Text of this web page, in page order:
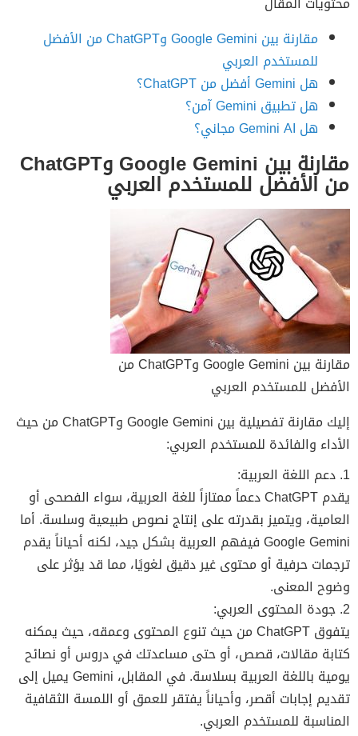
مقارنة بين Google Gemini وChatGPT من الأفضل
للمستخدم العربي
هل Gemini أفضل من ChatGPT؟
هل تطبيق Gemini آمن؟
هل Gemini AI مجاني؟
مقارنة بين Google Gemini وChatGPT
من الأفضل للمستخدم العربي
مقارنة بين Google Gemini وChatGPT من
الأفضل للمستخدم العربي
إليك مقارنة تفصيلية بين Google Gemini وChatGPT من حيث
الأداء والفائدة للمستخدم العربي:
1. دعم اللغة العربية:
يقدم ChatGPT دعماً ممتازاً للغة العربية، سواء الفصحى أو
العامية، ويتميز بقدرته على إنتاج نصوص طبيعية وسلسة. أما
Google Gemini فيفهم العربية بشكل جيد، لكنه أحياناً يقدم
ترجمات حرفية أو محتوى غير دقيق لغويًا، مما قد يؤثر على
وضوح المعنى.
2. جودة المحتوى العربي:
يتفوق ChatGPT من حيث تنوع المحتوى وعمقه، حيث يمكنه
كتابة مقالات، قصص، أو حتى مساعدتك في دروس أو نصائح
يومية باللغة العربية بسلاسة. في المقابل، Gemini يميل إلى
تقديم إجابات أقصر، وأحياناً يفتقر للعمق أو اللمسة الثقافية
المناسبة للمستخدم العربي.